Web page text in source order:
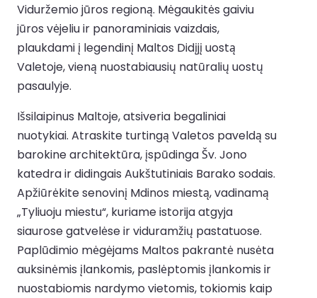
Viduržemio jūros regioną. Mėgaukitės gaiviu
jūros vėjeliu ir panoraminiais vaizdais,
plaukdami į legendinį Maltos Didįjį uostą
Valetoje, vieną nuostabiausių natūralių uostų
pasaulyje.
Išsilaipinus Maltoje, atsiveria begaliniai
nuotykiai. Atraskite turtingą Valetos paveldą su
barokine architektūra, įspūdinga Šv. Jono
katedra ir didingais Aukštutiniais Barako sodais.
Apžiūrėkite senovinį Mdinos miestą, vadinamą
„Tyliuoju miestu“, kuriame istorija atgyja
siaurose gatvelėse ir viduramžių pastatuose.
Paplūdimio mėgėjams Maltos pakrantė nusėta
auksinėmis įlankomis, paslėptomis įlankomis ir
nuostabiomis nardymo vietomis, tokiomis kaip